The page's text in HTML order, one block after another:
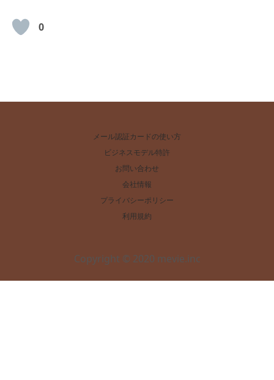
0
メール認証カードの使い方
ビジネスモデル特許
お問い合わせ
会社情報
プライバシーポリシー
利用規約
Copyright © 2020 mevie.inc